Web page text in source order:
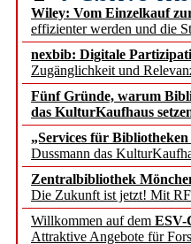
Wiley: Vom Einzelkauf
effizienter werden und die
nexbib: Digitale
Zugänglichkeit und
Fünf Gründe, warum
das KulturKaufhaus
„Services für
Dussmann das
Zentralbibliothek
Die Zukunft ist jetzt! Mit
Willkommen auf dem ESV-
Attraktive Angebote für
Segment
angepasst